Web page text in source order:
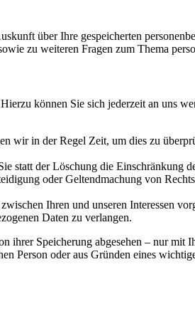
über Ihre gespeicherten
zu weiteren Fragen zum Thema
können Sie sich jederzeit an uns
wir in der Regel Zeit, um dies zu
statt der Löschung die Einschränkung
oder Geltendmachung von
Ihren und unseren Interessen
Daten zu verlangen.
ihrer Speicherung abgesehen – nur
Person oder aus Gründen eines